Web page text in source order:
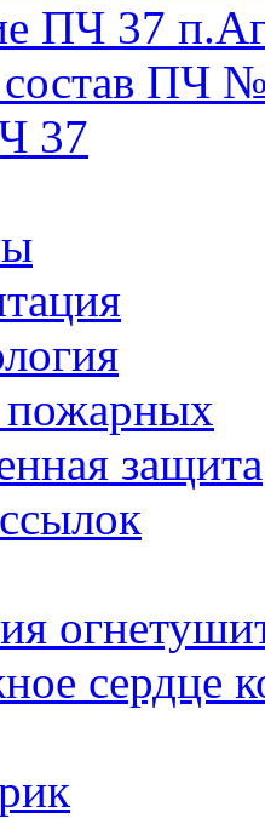
ПЧ 37
ПЧ
37
защита
сердце